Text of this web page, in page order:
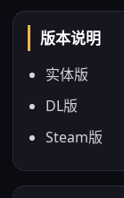
版本说明
实体版
DL版
Steam版